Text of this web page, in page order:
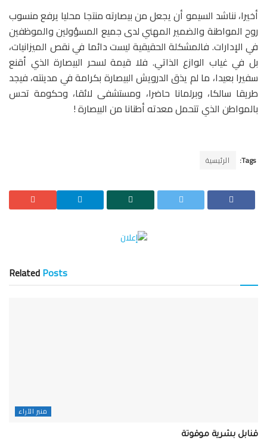
أخيرا، نناشد السيمو أن يجعل من بيصارته منتجا محليا يرفع منسوب
روح المواطنة والضمير المهني لدى جميع المسؤولين والموظفين
في الإدارات. فالمشكلة الحقيقية ليست دائما في نقص الميزانيات،
بل في غياب الوازع الذاتي. فلا قيمة لسحر البيصارة الذي أقنع
سفيرا بعيدا، ما لم يذق الدرويش البيصارة بكرامة في مدينته، فيجد
طريقا سالكا، وبرلمانا حاضرا، ومستشفى لائقا، وحكومة تحس
بالمواطن الذي تتحمل معدته أطنانا من البيصارة !
Tags: الرئيسية
RelatedPosts
منبر الآراء
قنابل بشرية موقوتة